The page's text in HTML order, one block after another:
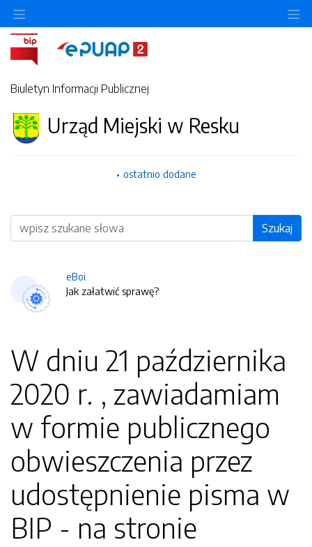
Biuletyn Informacji Publicznej
Urząd Miejski w Resku
ostatnio dodane
Wyszukiwarka Szukaj
eBoi
Jak załatwić sprawę?
W dniu 21 października
2020 r. , zawiadamiam
w formie publicznego
obwieszczenia przez
udostępnienie pisma w
BIP - na stronie